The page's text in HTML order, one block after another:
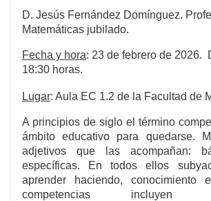
D. Jesús Fernández Domínguez.
Matemáticas jubilado.
Fecha y hora: 23 de febrero de 2026.
18:30 horas.
Lugar: Aula EC 1.2 de la Facultad de
A principios de siglo el término
ámbito educativo para quedarse.
adjetivos que las acompañan:
específicas. En todos ellos
aprender haciendo, conocimiento
competencias incluyen